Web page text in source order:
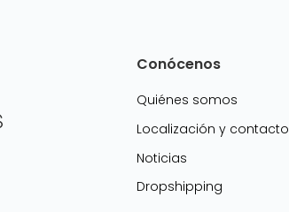
Conócenos
Quiénes somos
Localización y contacto
Noticias
Dropshipping